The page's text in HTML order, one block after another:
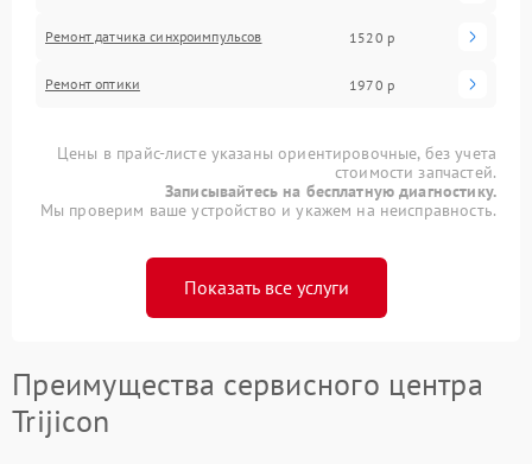
Ремонт датчика синхроимпульсов 1520 р
Ремонт оптики 1970 р
Цены в прайс-листе указаны ориентировочные, без учета
стоимости запчастей.
Записывайтесь на бесплатную диагностику.
Мы проверим ваше устройство и укажем на неисправность.
Показать все услуги
Преимущества сервисного центра
Trijicon